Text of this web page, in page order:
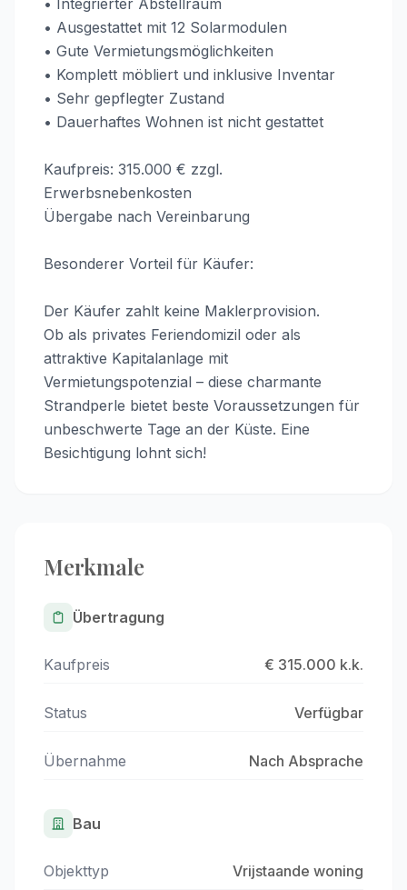
• Integrierter Abstellraum
• Ausgestattet mit 12 Solarmodulen
• Gute Vermietungsmöglichkeiten
• Komplett möbliert und inklusive Inventar
• Sehr gepflegter Zustand
• Dauerhaftes Wohnen ist nicht gestattet
Kaufpreis: 315.000 € zzgl.
Erwerbsnebenkosten
Übergabe nach Vereinbarung
Besonderer Vorteil für Käufer:
Der Käufer zahlt keine Maklerprovision.
Ob als privates Feriendomizil oder als
attraktive Kapitalanlage mit
Vermietungspotenzial – diese charmante
Strandperle bietet beste Voraussetzungen für
unbeschwerte Tage an der Küste. Eine
Besichtigung lohnt sich!
Merkmale
Übertragung
Kaufpreis € 315.000 k.k.
Status Verfügbar
Übernahme Nach Absprache
Bau
Objekttyp Vrijstaande woning